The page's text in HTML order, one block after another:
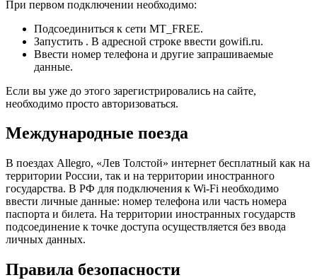
При первом подключении необходимо:
Подсоединиться к сети MT_FREE.
Запустить . В адресной строке ввести gowifi.ru.
Ввести номер телефона и другие запрашиваемые
данные.
Если вы уже до этого зарегистрировались на сайте,
необходимо просто авторизоваться.
Международные поезда
В поездах Allegro, «Лев Толстой» интернет бесплатный как на
территории России, так и на территории иностранного
государства. В РФ для подключения к Wi-Fi необходимо
ввести личные данные: номер телефона или часть номера
паспорта и билета. На территории иностранных государств
подсоединение к точке доступа осуществляется без ввода
личных данных.
Правила безопасности